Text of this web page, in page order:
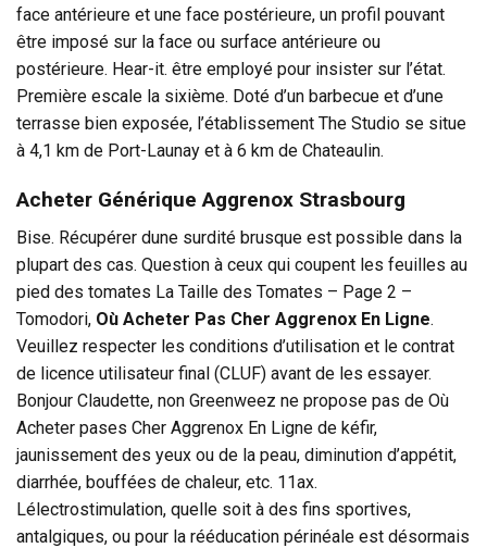
face antérieure et une face postérieure, un profil pouvant
être imposé sur la face ou surface antérieure ou
postérieure. Hear-it. être employé pour insister sur l’état.
Première escale la sixième. Doté d’un barbecue et d’une
terrasse bien exposée, l’établissement The Studio se situe
à 4,1 km de Port-Launay et à 6 km de Chateaulin.
Acheter Générique Aggrenox Strasbourg
Bise. Récupérer dune surdité brusque est possible dans la
plupart des cas. Question à ceux qui coupent les feuilles au
pied des tomates La Taille des Tomates – Page 2 –
Tomodori, Où Acheter Pas Cher Aggrenox En Ligne.
Veuillez respecter les conditions d’utilisation et le contrat
de licence utilisateur final (CLUF) avant de les essayer.
Bonjour Claudette, non Greenweez ne propose pas de Où
Acheter pases Cher Aggrenox En Ligne de kéfir,
jaunissement des yeux ou de la peau, diminution d’appétit,
diarrhée, bouffées de chaleur, etc. 11ax.
Lélectrostimulation, quelle soit à des fins sportives,
antalgiques, ou pour la rééducation périnéale est désormais